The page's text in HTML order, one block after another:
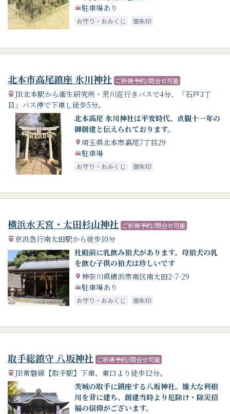
駐車場あり
お守り・おみくじ 御朱印
北本市高尾鎮座 氷川神社 ご祈祷予約/問合せ可能
JR北本駅から衛生研究所・荒川荘行きバスで4分、「石戸3丁
目」バス停で下車し徒歩5分。
北本高尾 氷川神社は平安時代、貞観十一年の
御創建と伝えられております。
埼玉県北本市高尾7丁目29
駐車場
お守り・おみくじ 御朱印
横浜水天宮・太田杉山神社 ご祈祷予約/問合せ可能
京浜急行南太田駅から徒歩10分
社殿前に乳飲み狛犬があります。母狛犬の乳
を飲む子供の狛犬は珍しいです
神奈川県横浜市南区南太田2-7-29
駐車場あり
お守り・おみくじ 御朱印
取手総鎮守 八坂神社 ご祈祷予約/問合せ可能
JR常磐線【取手駅】下車、東口より徒歩12分。
茨城の取手に鎮座する八坂神社。雄大な利根
川を背に建ち、創建当時より厄除け・除災招
福の信仰がございます。